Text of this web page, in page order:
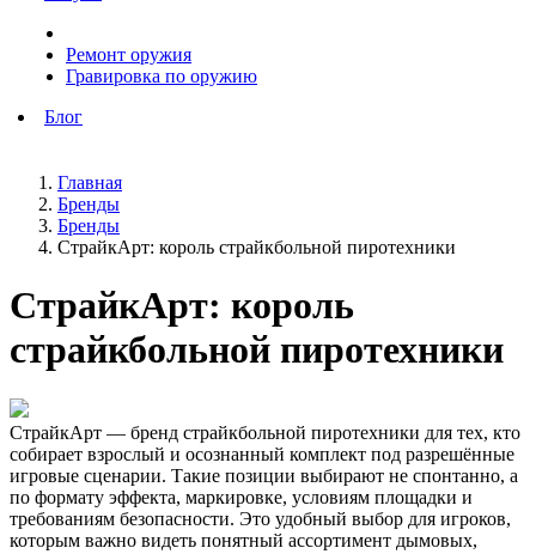
Ремонт оружия
Гравировка по оружию
Блог
Главная
Бренды
Бренды
СтрайкАрт: король страйкбольной пиротехники
СтрайкАрт: король
страйкбольной пиротехники
СтрайкАрт — бренд страйкбольной пиротехники для тех, кто
собирает взрослый и осознанный комплект под разрешённые
игровые сценарии. Такие позиции выбирают не спонтанно, а
по формату эффекта, маркировке, условиям площадки и
требованиям безопасности. Это удобный выбор для игроков,
которым важно видеть понятный ассортимент дымовых,